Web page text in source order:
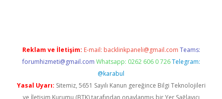
Reklam ve İletişim: E-mail: backlinkpaneli@gmail.com Teams:
forumhizmeti@gmail.com Whatsapp: 0262 606 0 726 Telegram:
@karabul
Yasal Uyarı: Sitemiz, 5651 Sayılı Kanun gereğince Bilgi Teknolojileri
ve İletişim Kurumu (BTK) tarafından onaylanmış bir Yer Sağlayıcı